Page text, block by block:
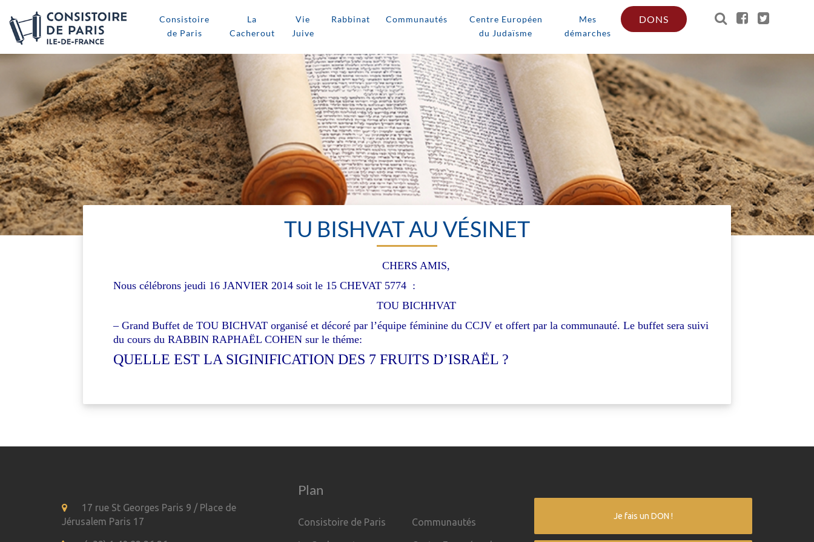
Consistoire
de Paris
La
Cacherout
Vie
Juive
Rabbinat Communautés
Centre Européen
du Judaïsme
Mes
démarches
DONS
TU BISHVAT AU VÉSINET
CHERS AMIS,
Nous célébrons jeudi 16 JANVIER 2014 soit le 15 CHEVAT 5774 :
TOU BICHHVAT
– Grand Buffet de TOU BICHVAT organisé et décoré par l’équipe féminine du CCJV et offert par la communauté. Le buffet sera suivi
du cours du RABBIN RAPHAËL COHEN sur le théme:
QUELLE EST LA SIGINIFICATION DES 7 FRUITS D’ISRAËL ?
17 rue St Georges Paris 9 / Place de
Jérusalem Paris 17
Plan
Consistoire de Paris Communautés
Je fais un DON !